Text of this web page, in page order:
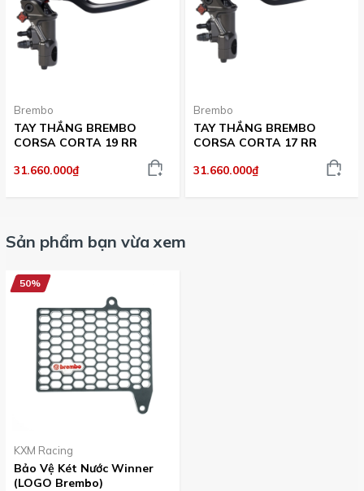
Brembo
TAY THẮNG BREMBO
CORSA CORTA 19 RR
31.660.000₫
Brembo
TAY THẮNG BREMBO
CORSA CORTA 17 RR
31.660.000₫
Sản phẩm bạn vừa xem
50%
KXM Racing
Bảo Vệ Két Nước Winner
(LOGO Brembo)